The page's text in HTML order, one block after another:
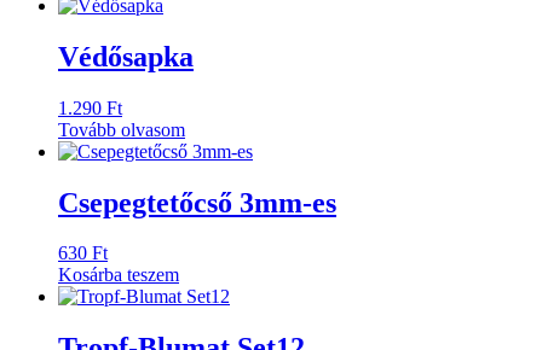
Védősapka
1.290 Ft
Tovább olvasom
Csepegtetőcső 3mm-es
630 Ft
Kosárba teszem